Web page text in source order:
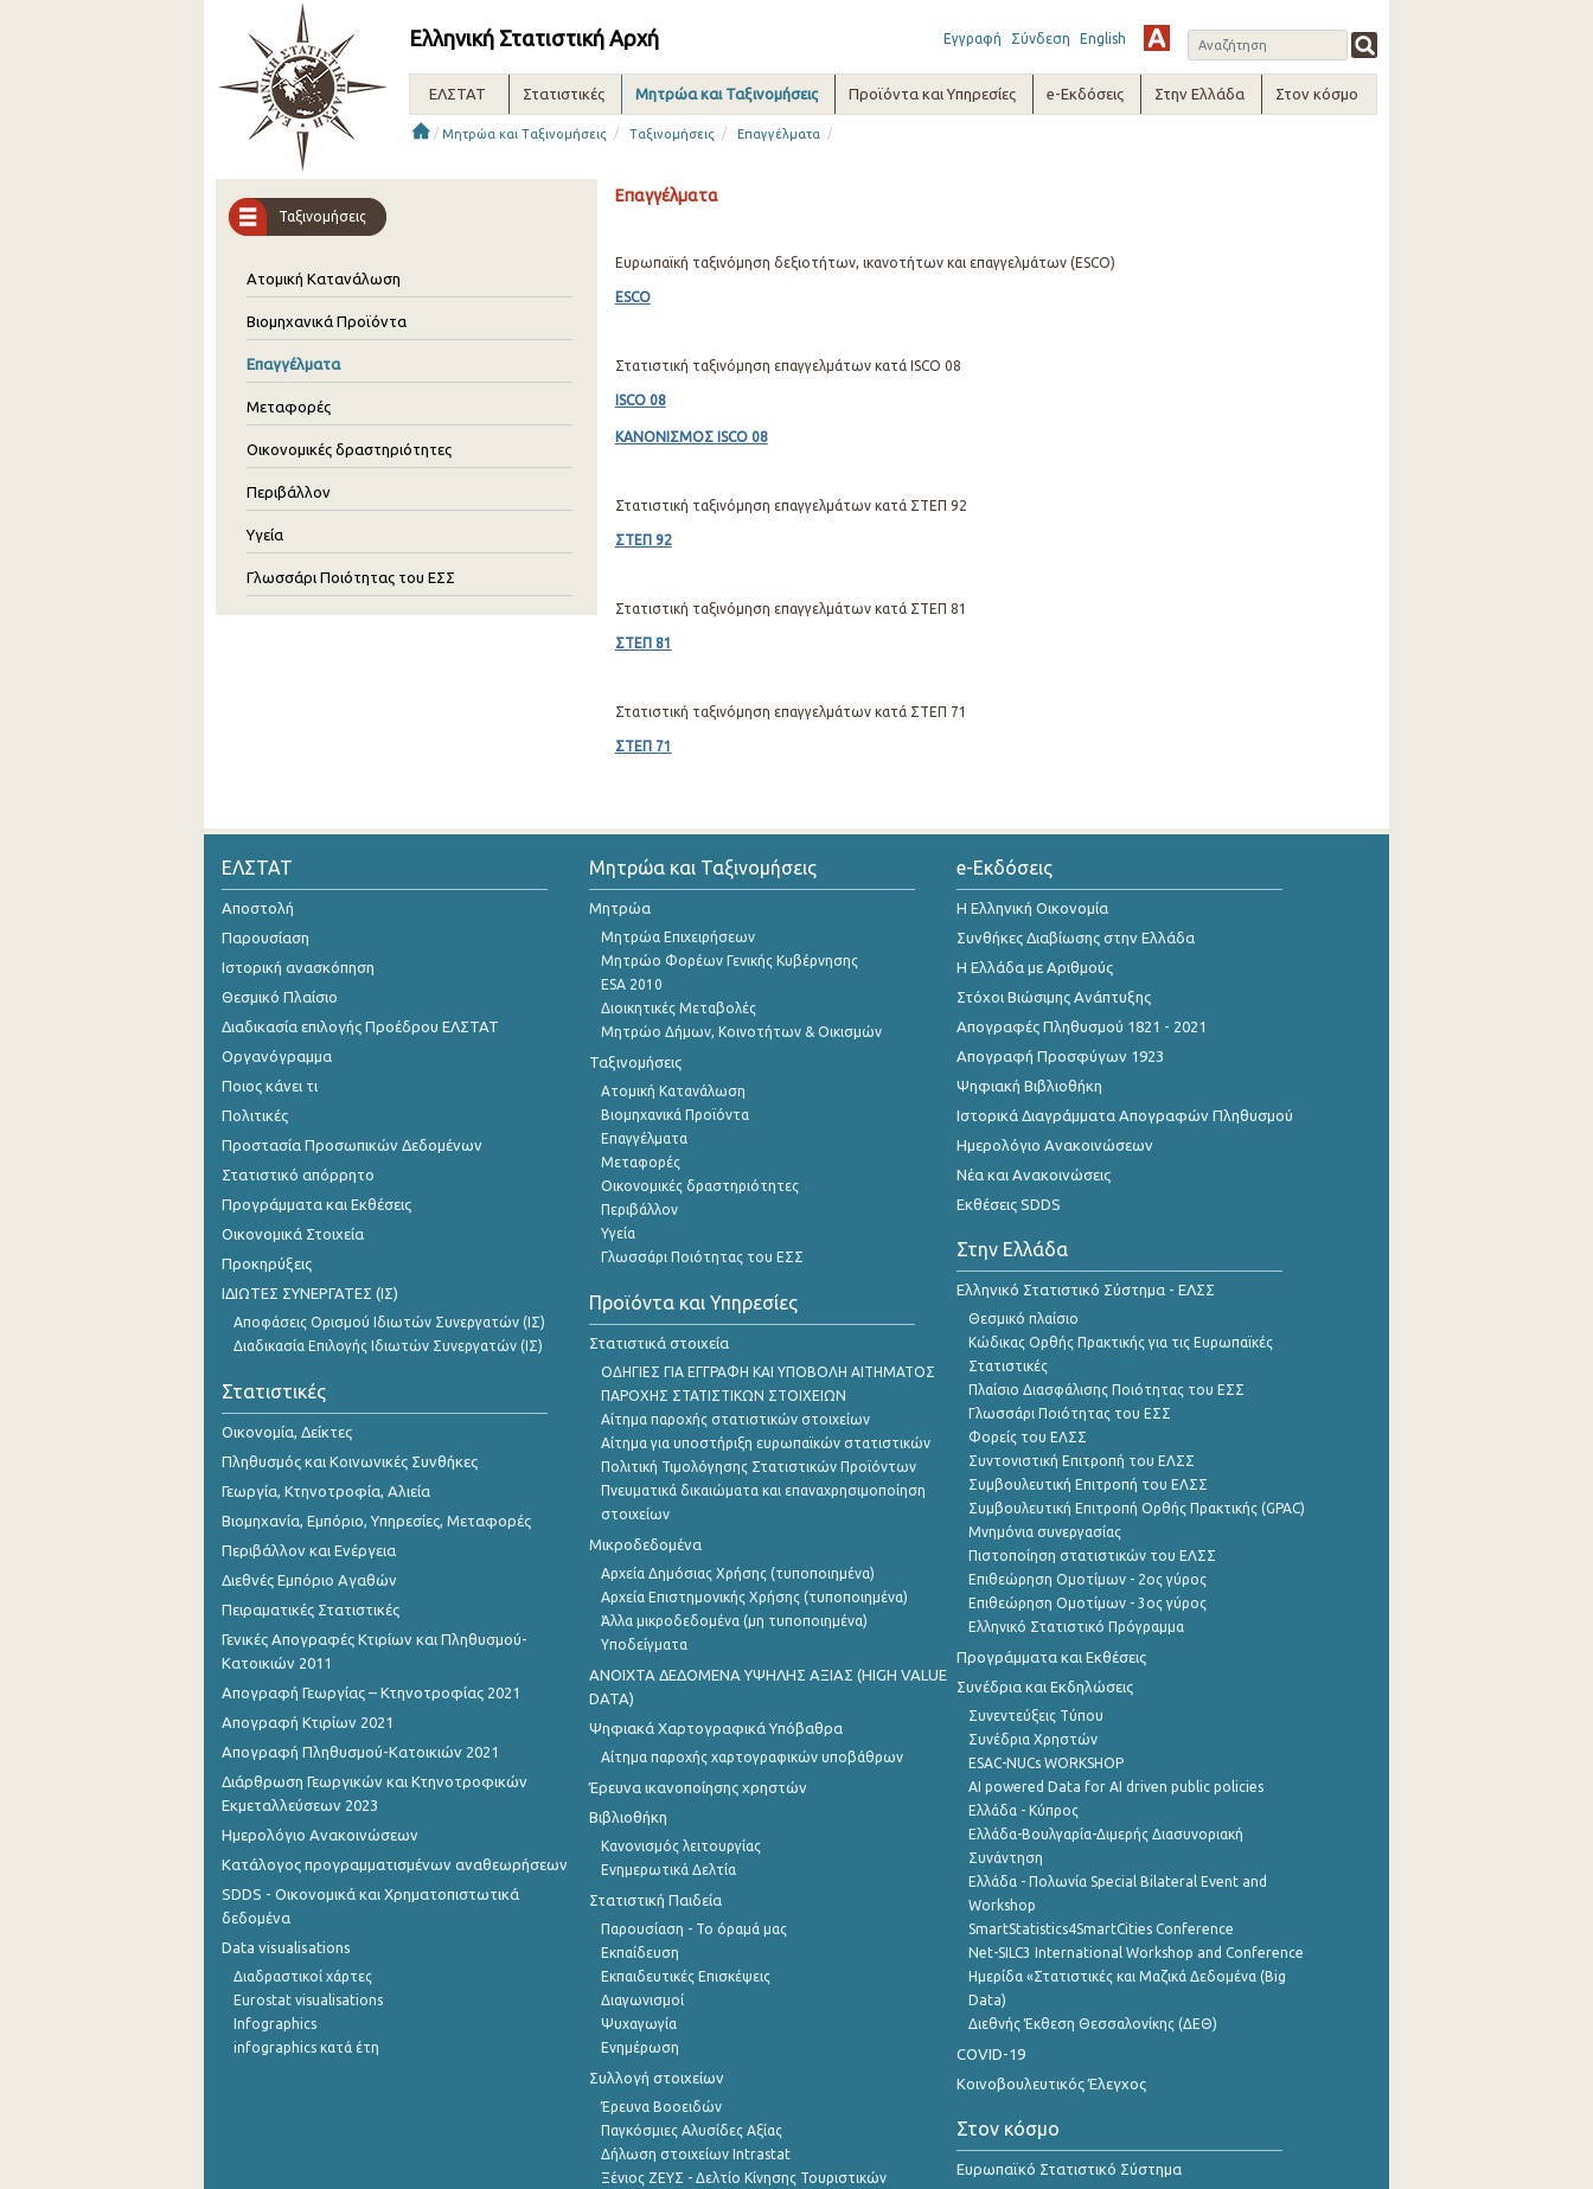
Ελληνική Στατιστική Αρχή Εγγραφή Σύνδεση English
ΕΛΣΤΑΤ Στατιστικές Μητρώα και Ταξινομήσεις Προϊόντα και Υπηρεσίες e-Εκδόσεις Στην Ελλάδα Στον κόσμο
/ Μητρώα και Ταξινομήσεις / Ταξινομήσεις / Επαγγέλματα /
Ταξινομήσεις
Ατομική Κατανάλωση
Βιομηχανικά Προϊόντα
Επαγγέλματα
Μεταφορές
Οικονομικές δραστηριότητες
Περιβάλλον
Υγεία
Γλωσσάρι Ποιότητας του ΕΣΣ
Επαγγέλματα
Ευρωπαϊκή ταξινόμηση δεξιοτήτων, ικανοτήτων και επαγγελμάτων (ESCO)
ESCO
Στατιστική ταξινόμηση επαγγελμάτων κατά ISCO 08
ISCO 08
ΚΑΝΟΝΙΣΜΟΣ ISCO 08
Στατιστική ταξινόμηση επαγγελμάτων κατά ΣΤΕΠ 92
ΣΤΕΠ 92
Στατιστική ταξινόμηση επαγγελμάτων κατά ΣΤΕΠ 81
ΣΤΕΠ 81
Στατιστική ταξινόμηση επαγγελμάτων κατά ΣΤΕΠ 71
ΣΤΕΠ 71
ΕΛΣΤΑΤ
Αποστολή
Παρουσίαση
Ιστορική ανασκόπηση
Θεσμικό Πλαίσιο
Διαδικασία επιλογής Προέδρου ΕΛΣΤΑΤ
Οργανόγραμμα
Ποιος κάνει τι
Πολιτικές
Προστασία Προσωπικών Δεδομένων
Στατιστικό απόρρητο
Προγράμματα και Εκθέσεις
Οικονομικά Στοιχεία
Προκηρύξεις
ΙΔΙΩΤΕΣ ΣΥΝΕΡΓΑΤΕΣ (ΙΣ)
Αποφάσεις Ορισμού Ιδιωτών Συνεργατών (ΙΣ)
Διαδικασία Επιλογής Ιδιωτών Συνεργατών (ΙΣ)
Στατιστικές
Οικονομία, Δείκτες
Πληθυσμός και Κοινωνικές Συνθήκες
Γεωργία, Κτηνοτροφία, Αλιεία
Βιομηχανία, Εμπόριο, Υπηρεσίες, Μεταφορές
Περιβάλλον και Ενέργεια
Διεθνές Εμπόριο Αγαθών
Πειραματικές Στατιστικές
Γενικές Απογραφές Κτιρίων και Πληθυσμού-
Κατοικιών 2011
Απογραφή Γεωργίας – Κτηνοτροφίας 2021
Απογραφή Κτιρίων 2021
Απογραφή Πληθυσμού-Κατοικιών 2021
Διάρθρωση Γεωργικών και Κτηνοτροφικών
Εκμεταλλεύσεων 2023
Ημερολόγιο Ανακοινώσεων
Κατάλογος προγραμματισμένων αναθεωρήσεων
SDDS - Οικονομικά και Χρηματοπιστωτικά
δεδομένα
Data visualisations
Διαδραστικοί χάρτες
Eurostat visualisations
Infographics
infographics κατά έτη
Μητρώα και Ταξινομήσεις
Μητρώα
Μητρώα Επιχειρήσεων
Μητρώο Φορέων Γενικής Κυβέρνησης
ESA 2010
Διοικητικές Μεταβολές
Μητρώο Δήμων, Κοινοτήτων & Οικισμών
Ταξινομήσεις
Ατομική Κατανάλωση
Βιομηχανικά Προϊόντα
Επαγγέλματα
Μεταφορές
Οικονομικές δραστηριότητες
Περιβάλλον
Υγεία
Γλωσσάρι Ποιότητας του ΕΣΣ
Προϊόντα και Υπηρεσίες
Στατιστικά στοιχεία
ΟΔΗΓΙΕΣ ΓΙΑ ΕΓΓΡΑΦΗ ΚΑΙ ΥΠΟΒΟΛΗ ΑΙΤΗΜΑΤΟΣ
ΠΑΡΟΧΗΣ ΣΤΑΤΙΣΤΙΚΩΝ ΣΤΟΙΧΕΙΩΝ
Αίτημα παροχής στατιστικών στοιχείων
Αίτημα για υποστήριξη ευρωπαϊκών στατιστικών
Πολιτική Τιμολόγησης Στατιστικών Προϊόντων
Πνευματικά δικαιώματα και επαναχρησιμοποίηση
στοιχείων
Μικροδεδομένα
Αρχεία Δημόσιας Χρήσης (τυποποιημένα)
Αρχεία Επιστημονικής Χρήσης (τυποποιημένα)
Άλλα μικροδεδομένα (μη τυποποιημένα)
Υποδείγματα
ANOIXTA ΔΕΔΟΜΕΝΑ ΥΨΗΛΗΣ ΑΞΙΑΣ (HIGH VALUE
DATA)
Ψηφιακά Χαρτογραφικά Υπόβαθρα
Αίτημα παροχής χαρτογραφικών υποβάθρων
Έρευνα ικανοποίησης χρηστών
Βιβλιοθήκη
Κανονισμός λειτουργίας
Ενημερωτικά Δελτία
Στατιστική Παιδεία
Παρουσίαση - Το όραμά μας
Εκπαίδευση
Εκπαιδευτικές Επισκέψεις
Διαγωνισμοί
Ψυχαγωγία
Ενημέρωση
Συλλογή στοιχείων
Έρευνα Βοοειδών
Παγκόσμιες Αλυσίδες Αξίας
Δήλωση στοιχείων Intrastat
Ξένιος ΖΕΥΣ - Δελτίο Κίνησης Τουριστικών
e-Εκδόσεις
Η Ελληνική Οικονομία
Συνθήκες Διαβίωσης στην Ελλάδα
Η Ελλάδα με Αριθμούς
Στόχοι Βιώσιμης Ανάπτυξης
Απογραφές Πληθυσμού 1821 - 2021
Απογραφή Προσφύγων 1923
Ψηφιακή Βιβλιοθήκη
Ιστορικά Διαγράμματα Απογραφών Πληθυσμού
Ημερολόγιο Ανακοινώσεων
Νέα και Ανακοινώσεις
Εκθέσεις SDDS
Στην Ελλάδα
Ελληνικό Στατιστικό Σύστημα - ΕΛΣΣ
Θεσμικό πλαίσιο
Κώδικας Ορθής Πρακτικής για τις Ευρωπαϊκές
Στατιστικές
Πλαίσιο Διασφάλισης Ποιότητας του ΕΣΣ
Γλωσσάρι Ποιότητας του ΕΣΣ
Φορείς του ΕΛΣΣ
Συντονιστική Επιτροπή του ΕΛΣΣ
Συμβουλευτική Επιτροπή του ΕΛΣΣ
Συμβουλευτική Επιτροπή Ορθής Πρακτικής (GPAC)
Μνημόνια συνεργασίας
Πιστοποίηση στατιστικών του ΕΛΣΣ
Επιθεώρηση Ομοτίμων - 2ος γύρος
Επιθεώρηση Ομοτίμων - 3ος γύρος
Ελληνικό Στατιστικό Πρόγραμμα
Προγράμματα και Εκθέσεις
Συνέδρια και Εκδηλώσεις
Συνεντεύξεις Τύπου
Συνέδρια Χρηστών
ESAC-NUCs WORKSHOP
AI powered Data for AI driven public policies
Ελλάδα - Κύπρος
Ελλάδα-Βουλγαρία-Διμερής Διασυνοριακή
Συνάντηση
Ελλάδα - Πολωνία Special Bilateral Event and
Workshop
SmartStatistics4SmartCities Conference
Net-SILC3 International Workshop and Conference
Ημερίδα «Στατιστικές και Μαζικά Δεδομένα (Big
Data)
Διεθνής Έκθεση Θεσσαλονίκης (ΔΕΘ)
COVID-19
Κοινοβουλευτικός Έλεγχος
Στον κόσμο
Ευρωπαϊκό Στατιστικό Σύστημα